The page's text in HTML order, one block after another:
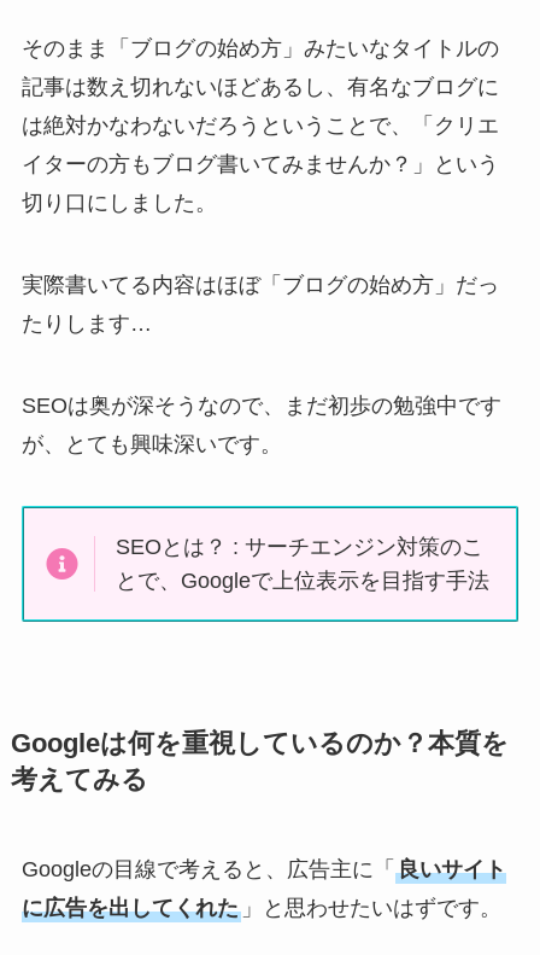
そのまま「ブログの始め方」みたいなタイトルの
記事は数え切れないほどあるし、有名なブログに
は絶対かなわないだろうということで、「クリエ
イターの方もブログ書いてみませんか？」という
切り口にしました。
実際書いてる内容はほぼ「ブログの始め方」だっ
たりします…
SEOは奥が深そうなので、まだ初歩の勉強中です
が、とても興味深いです。
SEOとは？ : サーチエンジン対策のこ
とで、Googleで上位表示を目指す手法
Googleは何を重視しているのか？本質を
考えてみる
Googleの目線で考えると、広告主に「 良いサイト
に広告を出してくれた」と思わせたいはずです。